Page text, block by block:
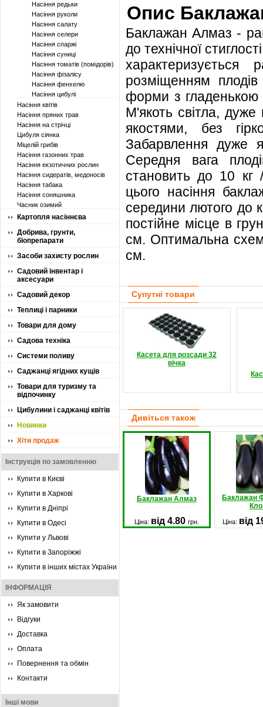
Насіння редьки
Насіння руколи
Насіння салату
Насіння селери
Насіння спаржі
Насіння суниці
Насіння томатів (помідорів)
Насіння фізалісу
Насіння фенхелю
Насіння цибулі
Насіння квітів
Насіння пряних трав
Насіння на стрічці
Цибуля сіянка
Міцелій грибів
Насіння газонних трав
Насіння екзотичних рослин
Насіння сидератів, медоносів
Насіння табака
Насіння соняшника
Часник озимий
Картопля насіннєва
Добрива, грунти,
біопрепарати
Засоби захисту рослин
Садовий інвентар і
аксесуари
Садовий декор
Теплиці і парники
Товари для дому
Садова техніка
Системи поливу
Саджанці ягідних кущів
Товари для туризму та
відпочинку
Цибулини і саджанці квітів
Новинки
Хіти продаж
Інструкція по замовленню
Купити в Києві
Купити в Харкові
Купити в Дніпрі
Купити в Одесі
Купити у Львові
Купити в Запоріжжі
Купити в інших містах України
ІНФОРМАЦІЯ
Як замовити
Відгуки
Доставка
Оплата
Повернення та обмін
Контакти
Інші мови
Опис
Баклажан Алмаз -
до технічної
характеризується
розміщенням
форми з
М'якоть світла,
якостями, без
Забарвлення дуже
Середня вага
становить до 10
цього насіння
середини лютого до
постійне місце в
см. Оптимальна
см.
Супутні товари
Касета для розсади 32
вічка
Дивіться також
Баклажан Алмаз
Баклажан
Ціна: від 4.80 грн. Ціна: від